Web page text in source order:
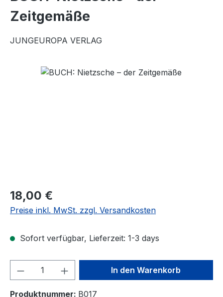
Zeitgemäße
JUNGEUROPA VERLAG
Regulärer Preis:
18,00 €
Preise inkl. MwSt. zzgl. Versandkosten
Sofort verfügbar, Lieferzeit: 1-3 days
Produkt Anzahl: Gib denIn den Warenkorb
Produktnummer: B017